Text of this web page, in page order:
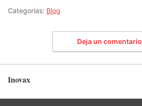
Categorías: Blog
Deja un comentario
Inovax